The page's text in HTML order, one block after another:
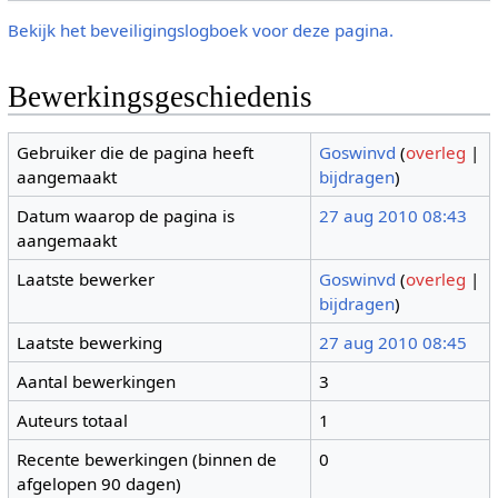
Bekijk het beveiligingslogboek voor deze pagina.
Bewerkingsgeschiedenis
Gebruiker die de pagina heeft
aangemaakt
Goswinvd (overleg |
bijdragen)
Datum waarop de pagina is
aangemaakt
27 aug 2010 08:43
Laatste bewerker Goswinvd (overleg |
bijdragen)
Laatste bewerking
27 aug 2010 08:45
Aantal bewerkingen
3
Auteurs totaal
1
Recente bewerkingen (binnen de
afgelopen 90 dagen)
0